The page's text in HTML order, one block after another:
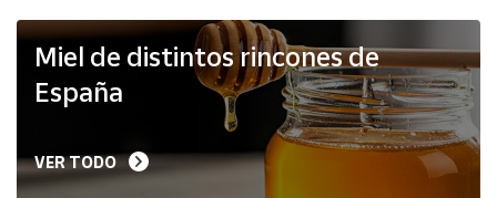
Vendedores
Mapa de
Hazte
vendedor
Miel de distintos rincones de
España
VER TODO